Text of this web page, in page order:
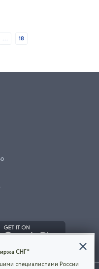
... 18
сделать
СНГ"
специалистами России